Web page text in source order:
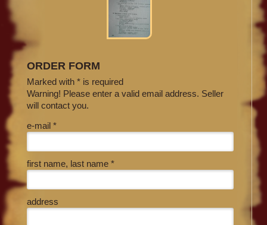
ORDER FORM
Marked with * is required
Warning! Please enter a valid email address. Seller
will contact you.
e-mail *
first name, last name *
address